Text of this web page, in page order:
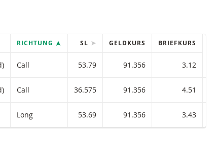
RICHTUNG SL GELDKURS BRIEFKURS
Call 53.79 91.356 3.12
Call 36.575 91.356 4.51
Long 53.69 91.356 3.43